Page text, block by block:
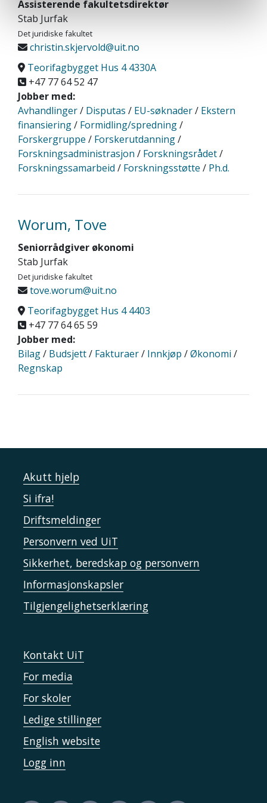
Assisterende fakultetsdirektør
Stab Jurfak
Det juridiske fakultet
christin.skjervold@uit.no
Teorifagbygget Hus 4 4330A
+47 77 64 52 47
Jobber med:
Avhandlinger/ Disputas / EU-søknader/ Ekstern
finansiering/ Formidling/spredning/
Forskergruppe / Forskerutdanning/
Forskningsadministrasjon / Forskningsrådet/
Forskningssamarbeid / Forskningsstøtte / Ph.d.
Worum, Tove
Seniorrådgiver økonomi
Stab Jurfak
Det juridiske fakultet
tove.worum@uit.no
Teorifagbygget Hus 4 4403
+47 77 64 65 59
Jobber med:
Bilag/ Budsjett/ Fakturaer/ Innkjøp /Økonomi /
Regnskap
Akutt hjelp
Si ifra!
Driftsmeldinger
Personvern ved UiT
Sikkerhet, beredskap og personvern
Informasjonskapsler
Tilgjengelighetserklæring
Kontakt UiT
For media
For skoler
Ledige stillinger
English website
Logg inn